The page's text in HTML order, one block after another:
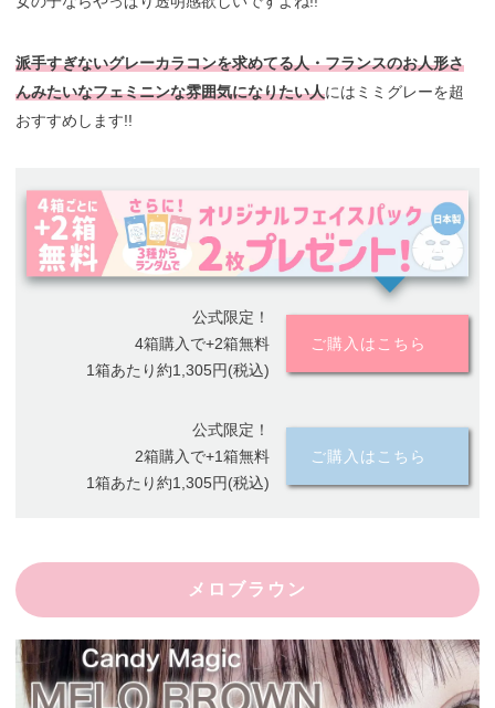
派手すぎないグレーカラコンを求めてる人・フランスのお人形さ
んみたいなフェミニンな雰囲気になりたい人にはミミグレーを超
おすすめします!!
公式限定！
4箱購入で+2箱無料
1箱あたり約1,305円(税込)
ご購入はこちら
公式限定！
2箱購入で+1箱無料
1箱あたり約1,305円(税込)
ご購入はこちら
メロブラウン